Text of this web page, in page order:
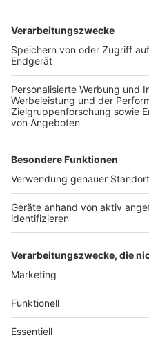
Fernsehturm gefunden.
was er da vor sich hatte.
herausgefunden. "Manch
daran vorbeigegangen",
Anzeige
Beim Bau einer U-Bahn-
Mammuts entdeckt. Im
Gelsenkirchen ein
geborgen worden.
(dpa)
Anzeige